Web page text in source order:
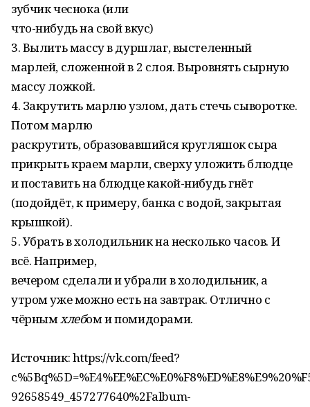
зубчик чеснока (или
что-нибудь на свой вкус)
3. Вылить массу в дуршлаг, выстеленный
марлей, сложенной в 2 слоя. Выровнять сырную
массу ложкой.
4. Закрутить марлю узлом, дать стечь сыворотке.
Потом марлю
раскрутить, образовавшийся кругляшок сыра
прикрыть краем марли, сверху уложить блюдце
и поставить на блюдце какой-нибудь гнёт
(подойдёт, к примеру, банка с водой, закрытая
крышкой).
5. Убрать в холодильник на несколько часов. И
всё. Например,
вечером сделали и убрали в холодильник, а
утром уже можно есть на завтрак. Отлично с
чёрнымхлебом и помидорами.
Источник: https://vk.com/feed?
92658549_457277640%2Falbum-